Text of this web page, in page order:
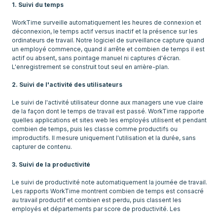
1. Suivi du temps
WorkTime surveille automatiquement les heures de connexion et
déconnexion, le temps actif versus inactif et la présence sur les
ordinateurs de travail. Notre logiciel de surveillance capture quand
un employé commence, quand il arrête et combien de temps il est
actif ou absent, sans pointage manuel ni captures d'écran.
L'enregistrement se construit tout seul en arrière-plan.
2. Suivi de l'activité des utilisateurs
Le suivi de l'activité utilisateur donne aux managers une vue claire
de la façon dont le temps de travail est passé. WorkTime rapporte
quelles applications et sites web les employés utilisent et pendant
combien de temps, puis les classe comme productifs ou
improductifs. Il mesure uniquement l'utilisation et la durée, sans
capturer de contenu.
3. Suivi de la productivité
Le suivi de productivité note automatiquement la journée de travail.
Les rapports WorkTime montrent combien de temps est consacré
au travail productif et combien est perdu, puis classent les
employés et départements par score de productivité. Les